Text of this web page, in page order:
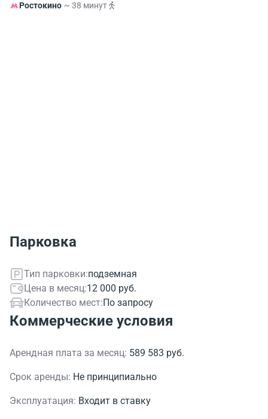
Ростокино ~ 38 минут
Парковка
Тип парковки:подземная
Цена в месяц:12 000 руб.
Количество мест:По запросу
Коммерческие условия
Арендная плата за месяц: 589 583 руб.
Срок аренды: Не принципиально
Эксплуатация: Входит в ставку